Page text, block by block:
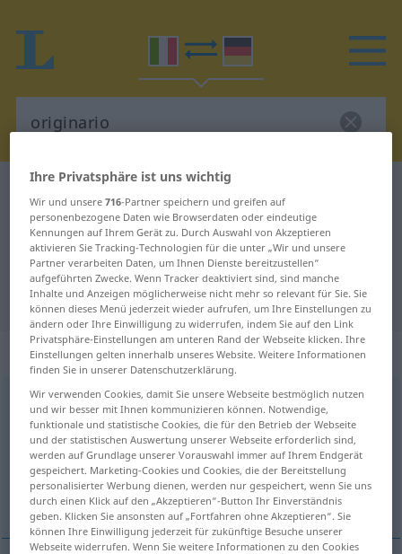
Italienisch-Deutsch Wörterbuch
Italienisch-Deutsch Übersetzung
für "originario"
"originario" Deutsch Übersetzung
„originario“: aggettivo
originario [oriʤiˈnaːrjo]adj <mpl-ri;fpl-rie>
Übersicht aller Übersetzungen
(Für mehr Details die Übersetzung anklicken/antippen)
gebürtig, stammend ursprünglich
Ihre Privatsphäre ist uns wichtig
Wir und unsere716-Partner speichern und greifen auf
personenbezogene Daten wie Browserdaten oder eindeutige
Kennungen auf Ihrem Gerät zu. Durch Auswahl von Akzeptieren
aktivieren Sie Tracking-Technologien für die unter „Wir und unsere
Partner verarbeiten Daten, um Ihnen Dienste bereitzustellen“
aufgeführten Zwecke. Wenn Tracker deaktiviert sind, sind manche
Inhalte und Anzeigen möglicherweise nicht mehr so relevant für Sie. Sie
können dieses Menü jederzeit wieder aufrufen, um Ihre Einstellungen zu
ändern oder Ihre Einwilligung zu widerrufen, indem Sie auf den Link
Privatsphäre-Einstellungen am unteren Rand der Webseite klicken. Ihre
Einstellungen gelten innerhalb unseres Website. Weitere Informationen
finden Sie in unserer Datenschutzerklärung.
Wir verwenden Cookies, damit Sie unsere Webseite bestmöglich nutzen
und wir besser mit Ihnen kommunizieren können. Notwendige,
funktionale und statistische Cookies, die für den Betrieb der Webseite
und der statistischen Auswertung unserer Webseite erforderlich sind,
werden auf Grundlage unserer Vorauswahl immer auf Ihrem Endgerät
gespeichert. Marketing-Cookies und Cookies, die der Bereitstellung
personalisierter Werbung dienen, werden nur gespeichert, wenn Sie uns
durch einen Klick auf den „Akzeptieren“-Button Ihr Einverständnis
geben. Klicken Sie ansonsten auf „Fortfahren ohne Akzeptieren“. Sie
können Ihre Einwilligung jederzeit für zukünftige Besuche unserer
Webseite widerrufen. Wenn Sie weitere Informationen zu den Cookies